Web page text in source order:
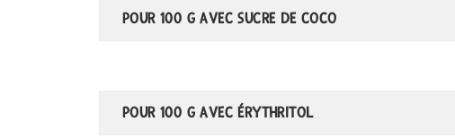
POUR 100 G AVEC SUCRE DE COCO
POUR 100 G AVEC ÉRYTHRITOL